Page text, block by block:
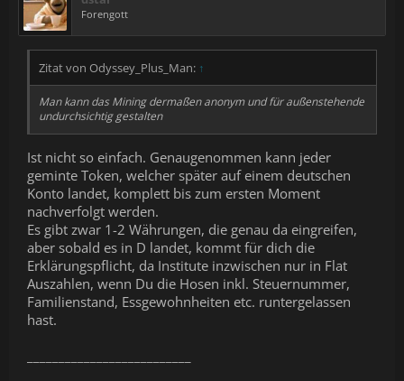
Forengott
Zitat von Odyssey_Plus_Man: ↑
Man kann das Mining dermaßen anonym und für außenstehende
undurchsichtig gestalten
Ist nicht so einfach. Genaugenommen kann jeder
geminte Token, welcher später auf einem deutschen
Konto landet, komplett bis zum ersten Moment
nachverfolgt werden.
Es gibt zwar 1-2 Währungen, die genau da eingreifen,
aber sobald es in D landet, kommt für dich die
Erklärungspflicht, da Institute inzwischen nur in Flat
Auszahlen, wenn Du die Hosen inkl. Steuernummer,
Familienstand, Essgewohnheiten etc. runtergelassen
hast.